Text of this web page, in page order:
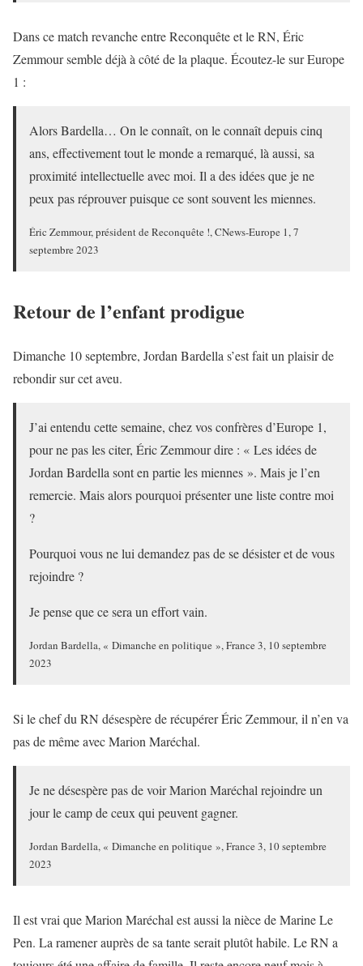
Dans ce match revanche entre Reconquête et le RN, Éric
Zemmour semble déjà à côté de la plaque. Écoutez-le sur Europe
1 :
Alors Bardella… On le connaît, on le connaît depuis cinq
ans, effectivement tout le monde a remarqué, là aussi, sa
proximité intellectuelle avec moi. Il a des idées que je ne
peux pas réprouver puisque ce sont souvent les miennes.
Éric Zemmour, président de Reconquête !, CNews-Europe 1, 7
septembre 2023
Retour de l’enfant prodigue
Dimanche 10 septembre, Jordan Bardella s’est fait un plaisir de
rebondir sur cet aveu.
J’ai entendu cette semaine, chez vos confrères d’Europe 1,
pour ne pas les citer, Éric Zemmour dire : « Les idées de
Jordan Bardella sont en partie les miennes ». Mais je l’en
remercie. Mais alors pourquoi présenter une liste contre moi
?
Pourquoi vous ne lui demandez pas de se désister et de vous
rejoindre ?
Je pense que ce sera un effort vain.
Jordan Bardella, « Dimanche en politique », France 3, 10 septembre
2023
Si le chef du RN désespère de récupérer Éric Zemmour, il n’en va
pas de même avec Marion Maréchal.
Je ne désespère pas de voir Marion Maréchal rejoindre un
jour le camp de ceux qui peuvent gagner.
Jordan Bardella, « Dimanche en politique », France 3, 10 septembre
2023
Il est vrai que Marion Maréchal est aussi la nièce de Marine Le
Pen. La ramener auprès de sa tante serait plutôt habile. Le RN a